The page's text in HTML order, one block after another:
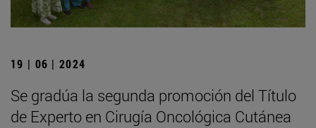
19 | 06 | 2024
Se gradúa la segunda promoción del Título
de Experto en Cirugía Oncológica Cutánea